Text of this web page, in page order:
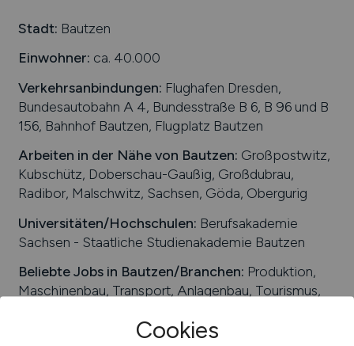
Schweiz
International
Stadt: Bautzen
Einwohner: ca. 40.000
Verkehrsanbindungen: Flughafen Dresden,
Bundesautobahn A 4, Bundesstraße B 6, B 96 und B
156, Bahnhof Bautzen, Flugplatz Bautzen
Arbeiten in der Nähe von Bautzen: Großpostwitz,
Kubschütz, Doberschau-Gaußig, Großdubrau,
Radibor, Malschwitz, Sachsen, Göda, Obergurig
Universitäten/Hochschulen: Berufsakademie
Sachsen - Staatliche Studienakademie Bautzen
Beliebte Jobs in Bautzen/Branchen: Produktion,
Maschinenbau, Transport, Anlagenbau, Tourismus,
Informationstechnologie, Handwerk,
Cookies